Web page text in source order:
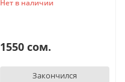
Нет в наличии
1550 сом.
Закончился